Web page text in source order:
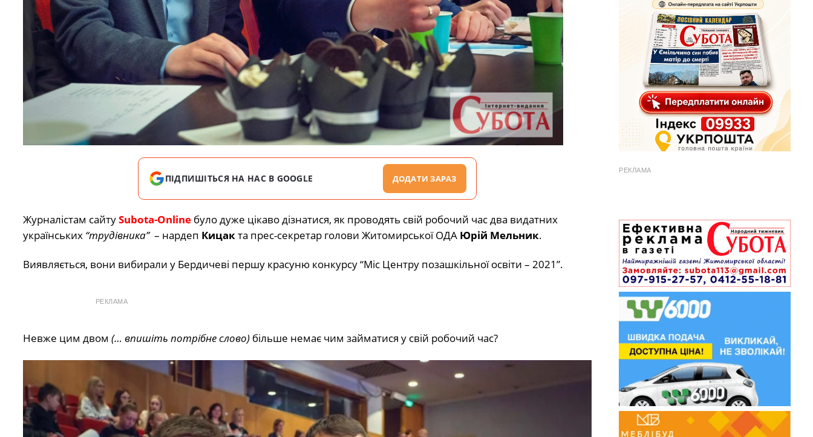
ПІДПИШІТЬСЯ НА НАС В GOOGLE ДОДАТИ ЗАРАЗ
Журналістам сайтуSubota-Onlineбуло дуже цікаво дізнатися, як проводять свій робочий час два видатних
українських “трудівника”– нардеп Кицак та прес-секретар голови Житомирської ОДА Юрій Мельник.
Виявляється, вони вибирали у Бердичеві першу красуню конкурсу “Міс Центру позашкільної освіти – 2021”.
РЕКЛАМА
Невже цим двом (… впишіть потрібне слово)більше немає чим займатися у свій робочий час?
РЕКЛАМА